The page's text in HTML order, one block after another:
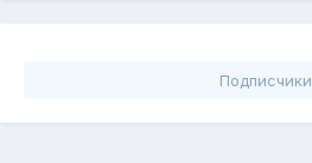
Подписчики